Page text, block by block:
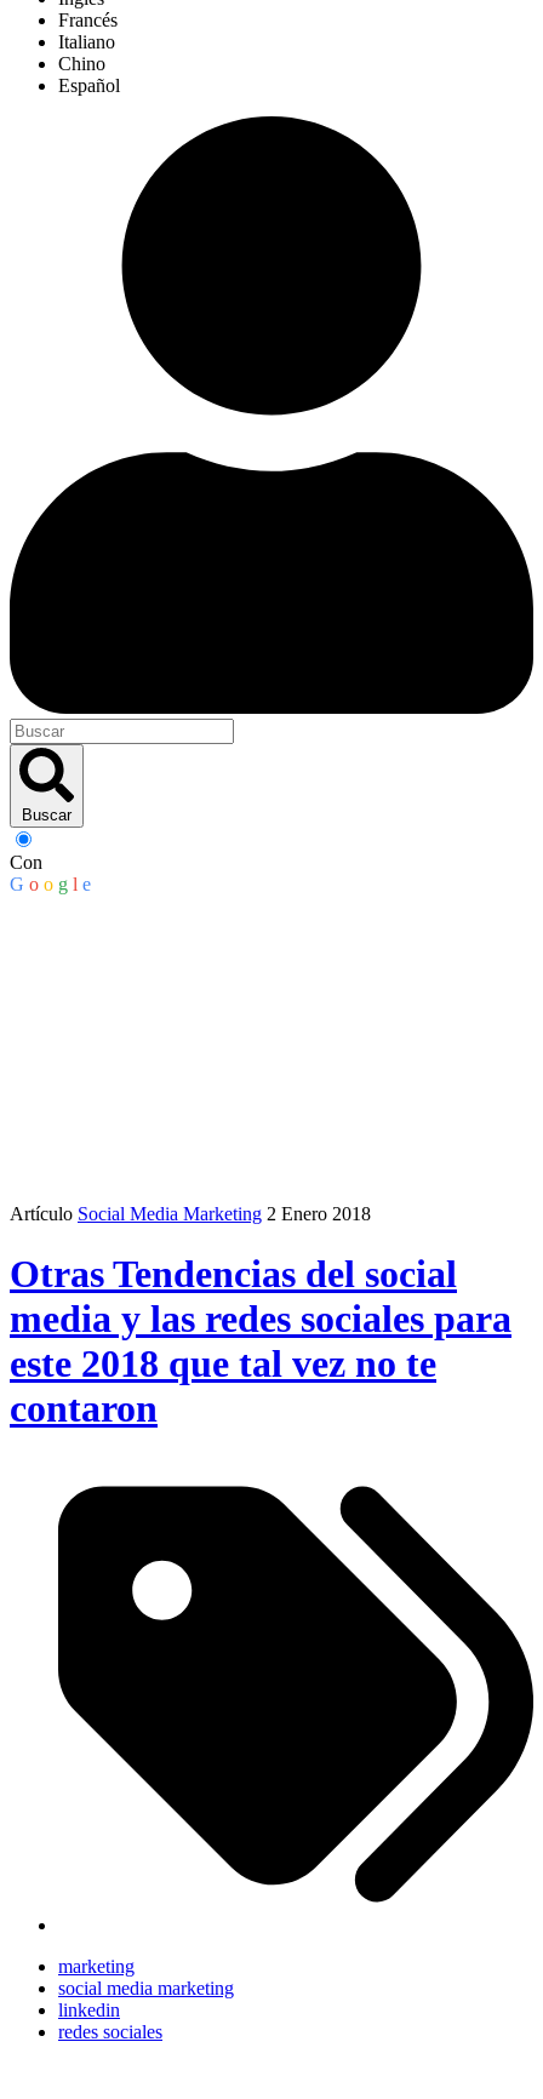
Francés
Italiano
Chino
Español
Buscar
Con
G o o g l e
Artículo Social Media Marketing 2 Enero 2018
Otras Tendencias del social
media y las redes sociales para
este 2018 que tal vez no te
contaron
marketing
social media marketing
linkedin
redes sociales